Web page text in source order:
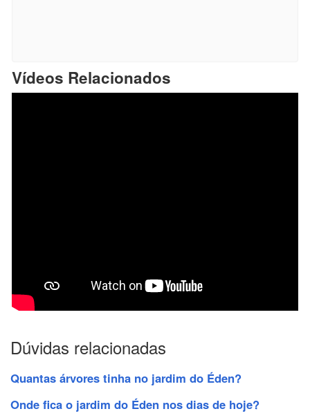
Vídeos Relacionados
Dúvidas relacionadas
Quantas árvores tinha no jardim do Éden?
Onde fica o jardim do Éden nos dias de hoje?